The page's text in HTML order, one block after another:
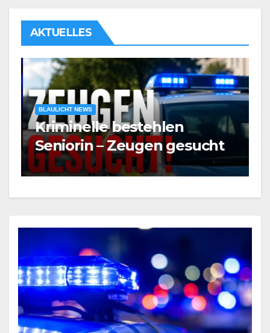
AKTUELLES
BLAULICHT NEWS
Kriminelle bestehlen
Seniorin – Zeugen gesucht